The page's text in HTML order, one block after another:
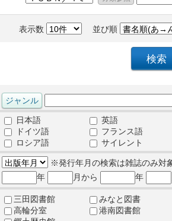
表示数 並び順
日本語
英語
ドイツ語
フランス語
ロシア語
サイレント
※発行年月の検索は雑誌のみ対
年
月から 年
三田図書館
みなと図書
高輪分室
港南図書館